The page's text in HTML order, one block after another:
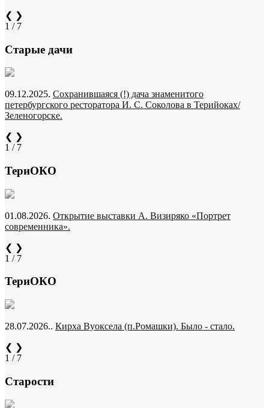
❮ ❯
1 / 7
Старые дачи
09.12.2025. Сохранившаяся (!) дача знаменитого
петербургского ресторатора И. С. Соколова в Терийоках/
Зеленогорске.
❮ ❯
1 / 7
ТериОКО
01.08.2026. Открытие выставки А. Визиряко «Портрет
современника».
❮ ❯
1 / 7
ТериОКО
28.07.2026.. Кирха Вуоксела (п.Ромашки). Было - стало.
❮ ❯
1 / 7
Старости